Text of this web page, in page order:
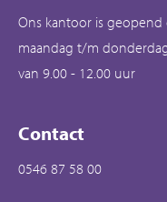
Ons kantoor is geopend
maandag t/m
van 9.00 - 12.00 uur
Contact
0546 87 58 00